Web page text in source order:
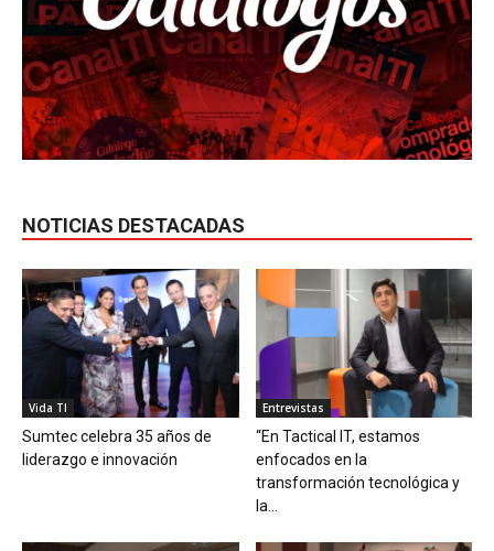
NOTICIAS DESTACADAS
Vida TI
Sumtec celebra 35 años de
liderazgo e innovación
Entrevistas
“En Tactical IT, estamos
enfocados en la
transformación tecnológica y
la...